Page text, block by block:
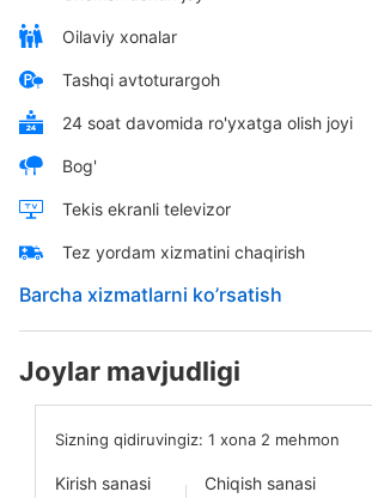
Oilaviy xonalar
Tashqi avtoturargoh
24 soat davomida ro'yxatga olish joyi
Bog'
Tekis ekranli televizor
Tez yordam xizmatini chaqirish
Barcha xizmatlarni ko’rsatish
Joylar mavjudligi
Sizning qidiruvingiz: 1 xona 2 mehmon
Kirish sanasi Chiqish sanasi